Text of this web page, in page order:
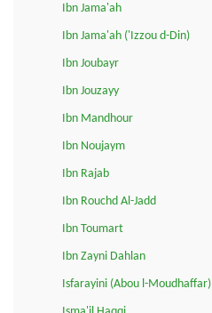
Ibn Jama'ah
Ibn Jama'ah ('Izzou d-Din)
Ibn Joubayr
Ibn Jouzayy
Ibn Mandhour
Ibn Noujaym
Ibn Rajab
Ibn Rouchd Al-Jadd
Ibn Toumart
Ibn Zayni Dahlan
Isfarayini (Abou l-Moudhaffar)